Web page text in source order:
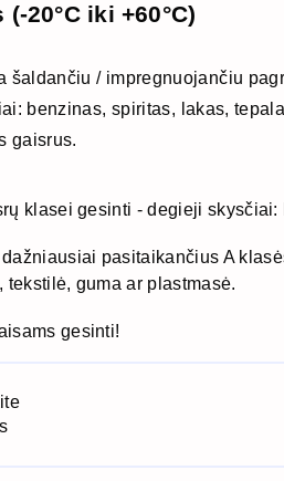
20°C iki +60°C)
šaldančiu / impregnuojančiu
benzinas, spiritas, lakas,
gaisrus.
klasei gesinti - degieji
pasitaikančius A
tekstilė, guma ar plastmasė.
gesinti!